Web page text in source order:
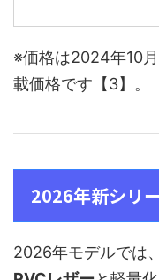
※価格は2024年10
載価格です【3】。
2026年新シリ
2026年モデルでは